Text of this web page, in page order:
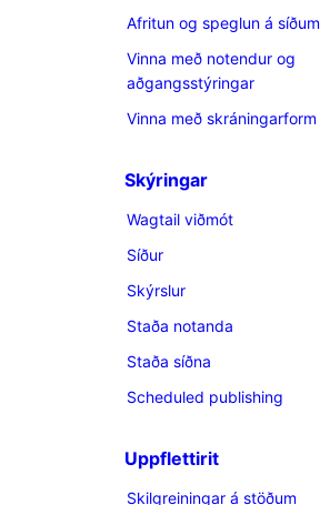
Afritun og speglun á síðum
Vinna með notendur og
aðgangsstýringar
Vinna með skráningarform
Skýringar
Wagtail viðmót
Síður
Skýrslur
Staða notanda
Staða síðna
Scheduled publishing
Uppflettirit
Skilgreiningar á stöðum